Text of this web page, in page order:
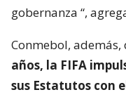
gobernanza “,
Conmebol,
años, la FIFA
sus Estatutos con